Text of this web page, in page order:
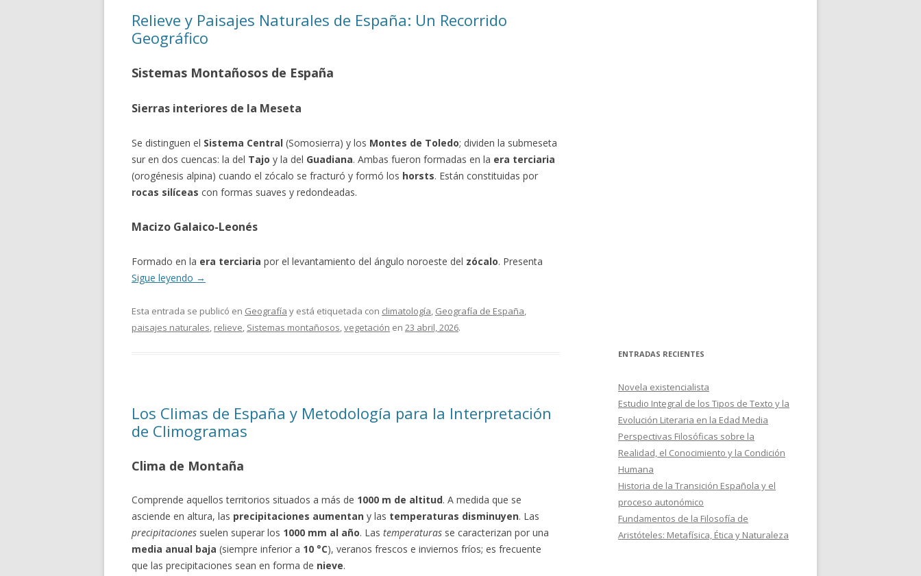
Relieve y Paisajes Naturales de España: Un Recorrido
Geográfico
Sistemas Montañosos de España
Sierras interiores de la Meseta
Se distinguen el Sistema Central (Somosierra) y los Montes de Toledo; dividen la submeseta
sur en dos cuencas: la del Tajo y la del Guadiana. Ambas fueron formadas en la era terciaria
(orogénesis alpina) cuando el zócalo se fracturó y formó los horsts. Están constituidas por
rocas silíceas con formas suaves y redondeadas.
Macizo Galaico-Leonés
Formado en la era terciaria por el levantamiento del ángulo noroeste del zócalo. Presenta
Sigue leyendo →
Esta entrada se publicó en Geografía y está etiquetada con climatología, Geografía de España,
paisajes naturales, relieve, Sistemas montañosos,vegetación en 23 abril, 2026.
Los Climas de España y Metodología para la Interpretación
de Climogramas
Clima de Montaña
Comprende aquellos territorios situados a más de 1000 m de altitud. A medida que se
asciende en altura, las precipitaciones aumentan y las temperaturas disminuyen. Las
precipitaciones suelen superar los 1000 mm al año. Las temperaturas se caracterizan por una
media anual baja (siempre inferior a 10 °C), veranos frescos e inviernos fríos; es frecuente
que las precipitaciones sean en forma de nieve.
ENTRADAS RECIENTES
Novela existencialista
Estudio Integral de los Tipos de Texto y la
Evolución Literaria en la Edad Media
Perspectivas Filosóficas sobre la
Realidad, el Conocimiento y la Condición
Humana
Historia de la Transición Española y el
proceso autonómico
Fundamentos de la Filosofía de
Aristóteles: Metafísica, Ética y Naturaleza